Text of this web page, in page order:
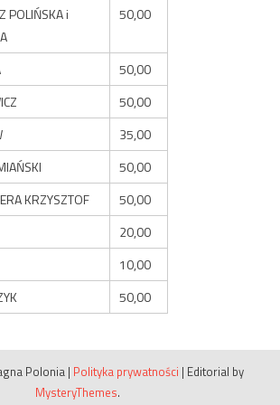
POLIŃSKA i
50,00
50,00
50,00
35,00
50,00
KRZYSZTOF
50,00
20,00
10,00
50,00
Polonia | Polityka prywatności | Editorial by
MysteryThemes.